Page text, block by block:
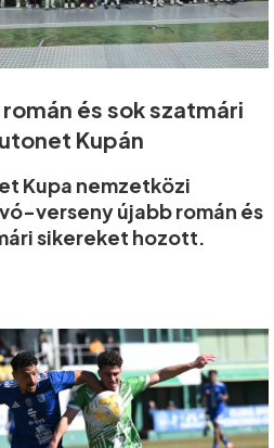
és sok szatmári
Kupán
Kupa nemzetközi
verseny újabb román és
sikereket hozott.